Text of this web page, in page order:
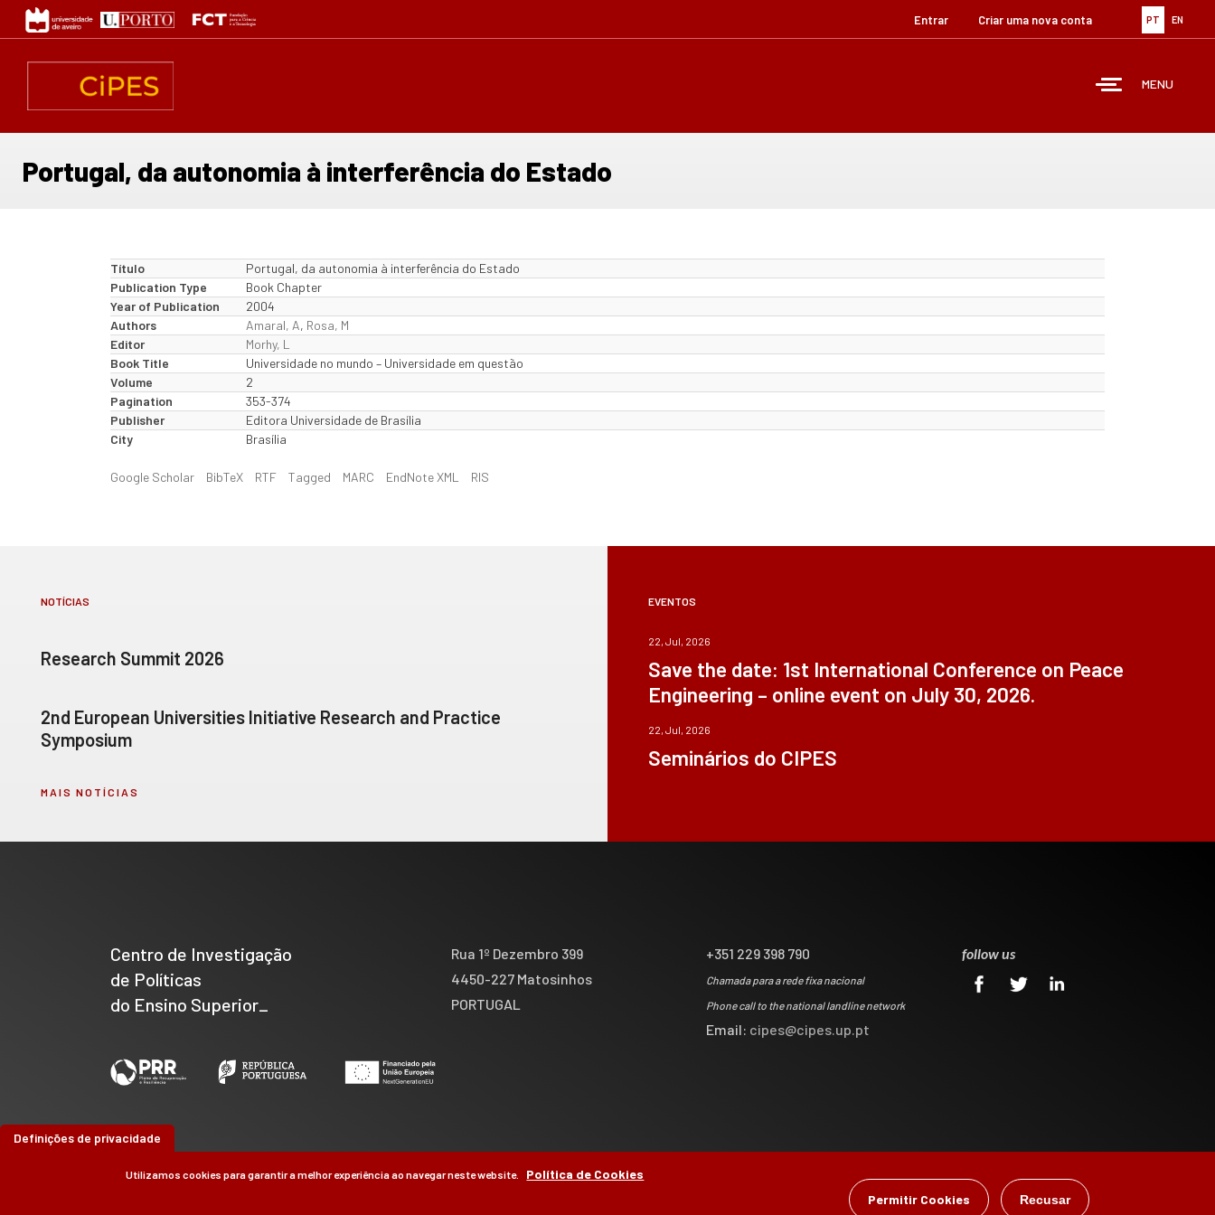
Passar
para
conteúdo
PT EN
Entrar Criar uma nova conta
MENU
Portugal, da autonomia à interferência do Estado
Título
Portugal, da autonomia à interferência do Estado
Publication Type
Book Chapter
Year of Publication
2004
Authors
Amaral, A, Rosa, M
Editor
Morhy, L
Book Title
Universidade no mundo – Universidade em questão
Volume
2
Pagination
353-374
Publisher
Editora Universidade de Brasília
City
Brasília
Google Scholar BibTeX RTF Tagged MARC EndNote XML RIS
NOTÍCIAS
Research Summit 2026
2nd European Universities Initiative Research and Practice
Symposium
MAIS NOTÍCIAS
EVENTOS
22, Jul, 2026
Save the date: 1st International Conference on Peace
Engineering – online event on July 30, 2026.
22, Jul, 2026
Seminários do CIPES
Centro de Investigação
de Políticas
do Ensino Superior_
Rua 1º Dezembro 399
4450-227 Matosinhos
PORTUGAL
+351 229 398 790
Chamada para a rede fixa nacional
Phone call to the national landline network
Email: cipes@cipes.up.pt
follow us
Definições de privacidade
Utilizamos cookies para garantir a melhor experiência ao navegar neste website.
Política de Cookies
Permitir Cookies
Recusar